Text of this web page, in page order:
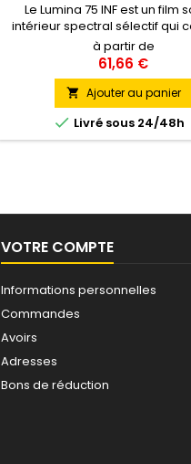
Le Lumina 75 INF est un film
intérieur spectral sélectif qui
haute transmission lumineuse
excellent rejet de chaleur (55
en restant visuellement
pour les bureaux, vitrines et
publics, il protège
les UV (&gt;99 %) tout en
confort thermique optimal.
à partir de
61,66 €
 Ajouter au panier
 Livré sous 24/48h
VOTRE COMPTE
Informations personnelles
Commandes
Avoirs
Adresses
Bons de réduction